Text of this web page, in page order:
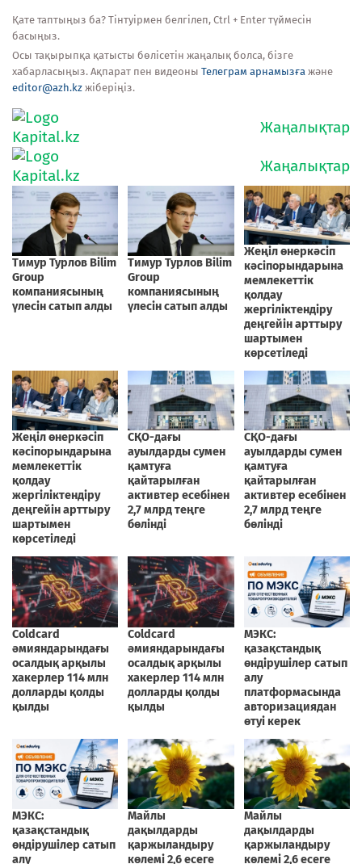
Қате таптыңыз ба? Тінтуірмен белгілеп, Ctrl + Enter түймесін
басыңыз.
Осы тақырыпқа қатысты бөлісетін жаңалық болса, бізге
хабарласыңыз. Ақпарат пен видеоны Телеграм арнамызға және
editor@azh.kz жіберіңіз.